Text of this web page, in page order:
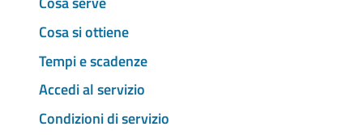
Cosa si ottiene
Tempi e scadenze
Accedi al servizio
Condizioni di servizio